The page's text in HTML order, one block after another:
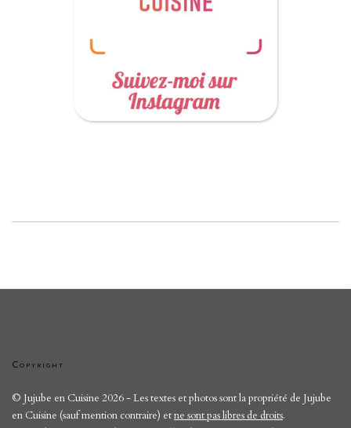
Copyright
© Jujube en Cuisine 2026 - Les textes et photos sont la propriété de Jujube
en Cuisine (sauf mention contraire) etne sont pas libres de droits.